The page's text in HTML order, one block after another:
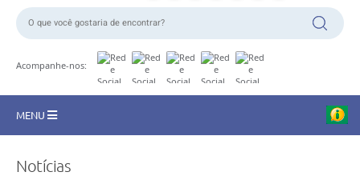
Acompanhe-nos:
MENU
CIDADE
Notícias